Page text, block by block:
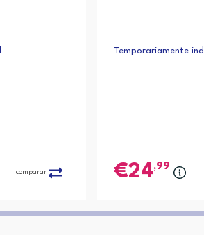
comparar
Temporariamente
24,99